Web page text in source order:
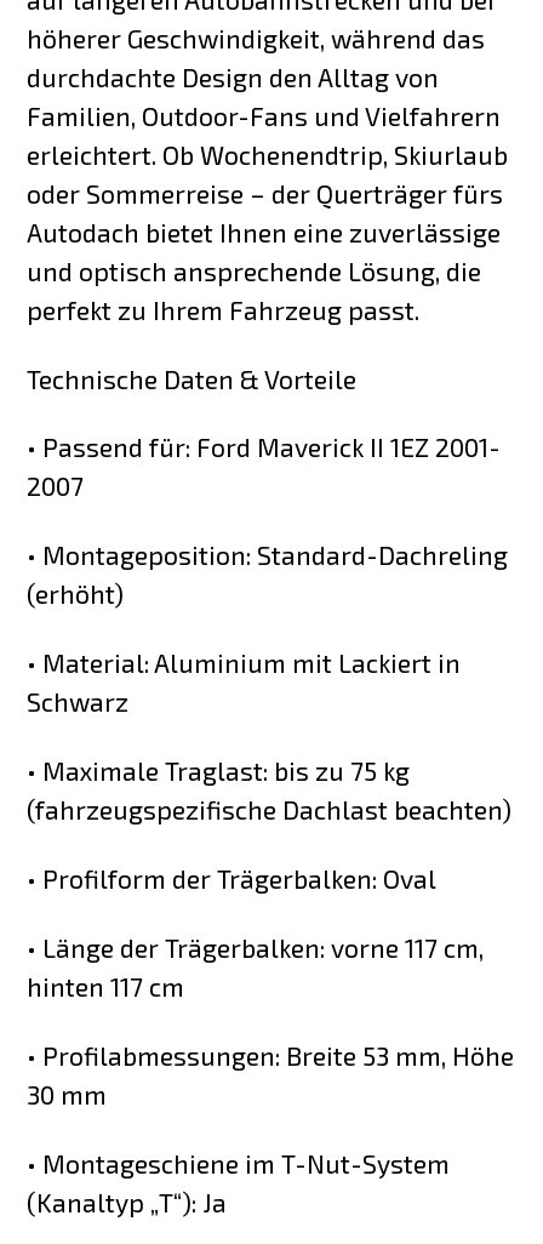
höherer Geschwindigkeit, während das
durchdachte Design den Alltag von
Familien, Outdoor-Fans und Vielfahrern
erleichtert. Ob Wochenendtrip, Skiurlaub
oder Sommerreise – der Querträger fürs
Autodach bietet Ihnen eine zuverlässige
und optisch ansprechende Lösung, die
perfekt zu Ihrem Fahrzeug passt.
Technische Daten & Vorteile
• Passend für: Ford Maverick II 1EZ 2001-
2007
• Montageposition: Standard-Dachreling
(erhöht)
• Material: Aluminium mit Lackiert in
Schwarz
• Maximale Traglast: bis zu 75 kg
(fahrzeugspezifische Dachlast beachten)
• Profilform der Trägerbalken: Oval
• Länge der Trägerbalken: vorne 117 cm,
hinten 117 cm
• Profilabmessungen: Breite 53 mm, Höhe
30 mm
• Montageschiene im T-Nut-System
(Kanaltyp „T“): Ja